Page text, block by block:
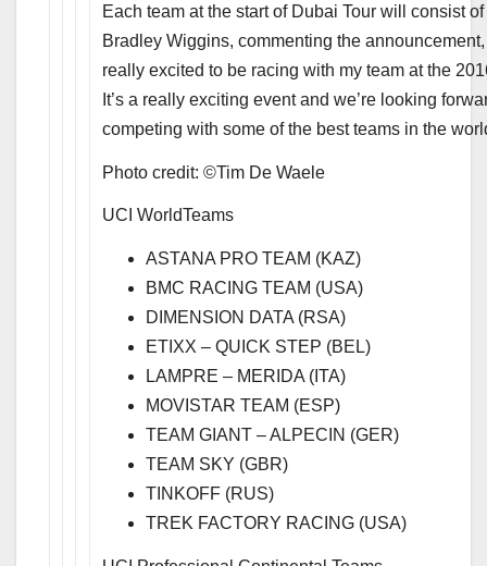
Each team at the start of Dubai Tour will consist
Bradley Wiggins, commenting the announcement,
really excited to be racing with my team at the
It’s a really exciting event and we’re looking
competing with some of the best teams in the
Photo credit: ©Tim De Waele
UCI WorldTeams
ASTANA PRO TEAM (KAZ)
BMC RACING TEAM (USA)
DIMENSION DATA (RSA)
ETIXX – QUICK STEP (BEL)
LAMPRE – MERIDA (ITA)
MOVISTAR TEAM (ESP)
TEAM GIANT – ALPECIN (GER)
TEAM SKY (GBR)
TINKOFF (RUS)
TREK FACTORY RACING (USA)